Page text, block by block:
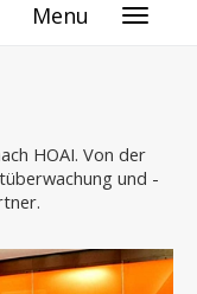
Menu
HOAI. Von der
und -